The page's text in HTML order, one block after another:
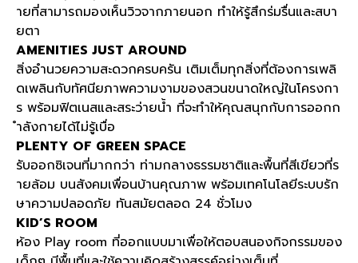
ายที่สามารถมองเห็นวิวจากภายนอก ทำให้รู้สึกร่มรื่นและสบา
ยตา
AMENITIES JUST AROUND
สิ่งอำนวยความสะดวกครบครัน เติมเต็มทุกสิ่งที่ต้องการเพลิ
ดเพลินกับทัศนียภาพความงามของสวนขนาดใหญ่ในโครงกา
ร พร้อมฟิตเนสและสระว่ายน้ำ ที่จะทำให้คุณสนุกกับการออกก
ำลังกายได้ไม่รู้เบื่อ
PLENTY OF GREEN SPACE
รับออกซิเจนที่มากกว่า ท่ามกลางธรรมชาติและพื้นที่สีเขียวที่ร
ายล้อม บนสังคมเพื่อนบ้านคุณภาพ พร้อมเทคโนโลยีระบบรัก
ษาความปลอดภัย ทันสมัยตลอด 24 ชั่วโมง
KID’S ROOM
ห้อง Play room ที่ออกแบบมาเพื่อให้ตอบสนองกิจกรรมของ